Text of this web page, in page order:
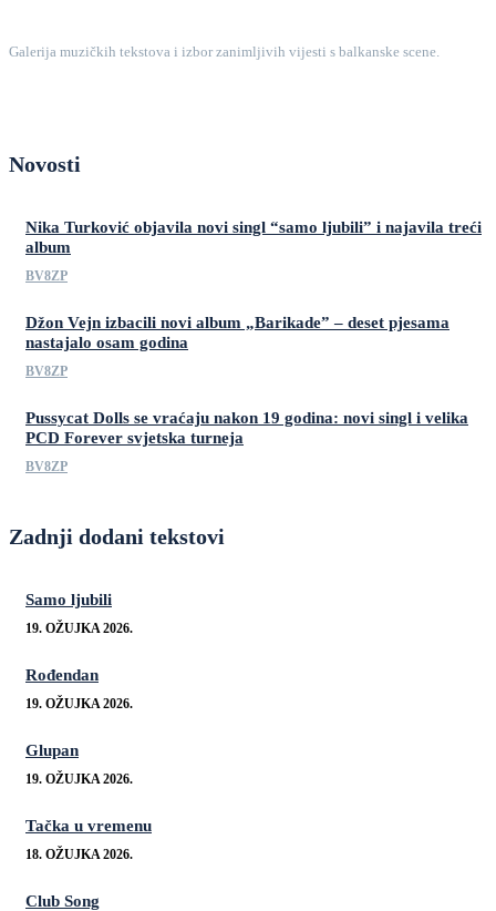
Galerija muzičkih tekstova i izbor zanimljivih vijesti s balkanske scene.
Novosti
Nika Turković objavila novi singl “samo ljubili” i najavila treći
album
BV8ZP
Džon Vejn izbacili novi album „Barikade” – deset pjesama
nastajalo osam godina
BV8ZP
Pussycat Dolls se vraćaju nakon 19 godina: novi singl i velika
PCD Forever svjetska turneja
BV8ZP
Zadnji dodani tekstovi
Samo ljubili
19. OŽUJKA 2026.
Rođendan
19. OŽUJKA 2026.
Glupan
19. OŽUJKA 2026.
Tačka u vremenu
18. OŽUJKA 2026.
Club Song